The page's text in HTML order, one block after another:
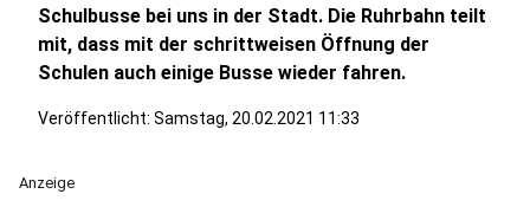
Schulbusse bei uns in der Stadt. Die Ruhrbahn teilt
mit, dass mit der schrittweisen Öffnung der
Schulen auch einige Busse wieder fahren.
Veröffentlicht: Samstag, 20.02.2021 11:33
Anzeige